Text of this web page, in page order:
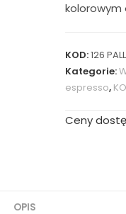
kolorowym
KOD:126 PALL
Kategorie:
espresso,
Ceny
OPIS